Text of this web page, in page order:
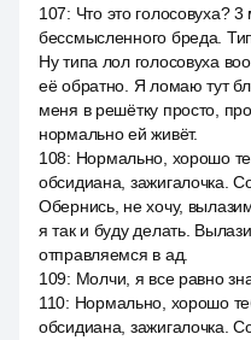
107: Что это голосовуха?
бессмысленного бреда.
Ну типа лол голосовуха
её обратно. Я ломаю тут
меня в решётку просто,
нормально ей живёт.
108: Нормально, хорошо
обсидиана, зажигалочка.
Обернись, не хочу,
я так и буду делать.
отправляемся в ад.
109: Молчи, я все равно
110: Нормально, хорошо
обсидиана, зажигалочка.